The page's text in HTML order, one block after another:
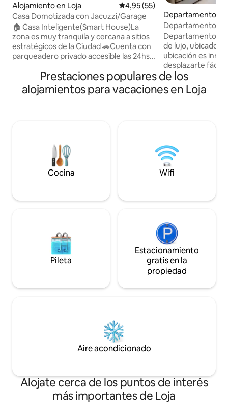
Alojamiento en Loja Calificación promedio: 4,95 de
4,95 (55)
Casa Domotizada con Jacuzzi/Garage
🏠 Casa Inteligente(Smart House)La
zona es muy tranquila y cercana a sitios
estratégicos de la Ciudad 🚗Cuenta con
parqueadero privado accesible las 24hs
Terminal Terrestre 📍A 6 minutos de la
UTPL 📍A 3 minutos del Teatro Temática
rústica y minimalista con sistemas
habitaciones y 2 baños completos,área
exterior con jacuzzi
Departamento en
Departamento
cómodo moderno
Departamento
de lujo, ubicado
ubicación es
desplazarte
principales puntos de
cuadra del Estadio
dos cuadras de la
descanso. ✅ Encontrarás la comodidad
de un hogar.
Prestaciones populares de los
alojamientos para vacaciones en Loja
Cocina Wifi
Pileta
Estacionamiento
gratis en la
propiedad
Aire acondicionado
Alojate cerca de los puntos de interés
más importantes de Loja